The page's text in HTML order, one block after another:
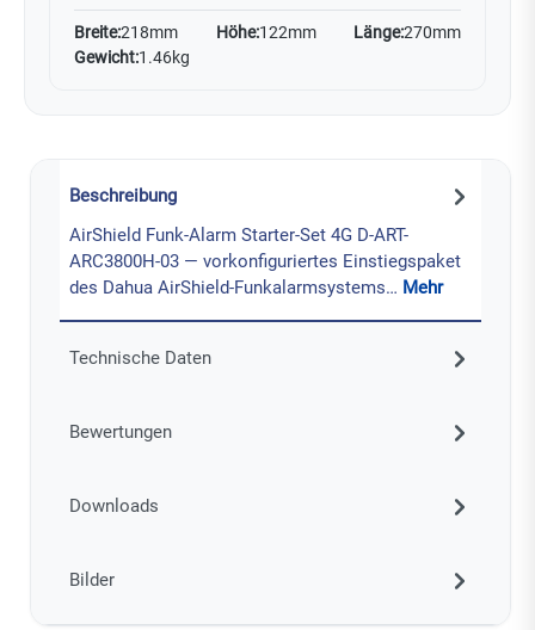
Breite:218mm Höhe:122mm Länge:270mm
Gewicht:1.46kg
Beschreibung
AirShield Funk-Alarm Starter-Set 4G D-ART-
ARC3800H-03 — vorkonfiguriertes Einstiegspaket
des Dahua AirShield-Funkalarmsystems… Mehr
Technische Daten
Bewertungen
Downloads
Bilder